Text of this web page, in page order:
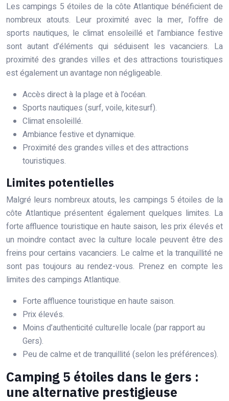
Les campings 5 étoiles de la côte Atlantique bénéficient de
nombreux atouts. Leur proximité avec la mer, l’offre de
sports nautiques, le climat ensoleillé et l’ambiance festive
sont autant d’éléments qui séduisent les vacanciers. La
proximité des grandes villes et des attractions touristiques
est également un avantage non négligeable.
Accès direct à la plage et à l’océan.
Sports nautiques (surf, voile, kitesurf).
Climat ensoleillé.
Ambiance festive et dynamique.
Proximité des grandes villes et des attractions
touristiques.
Limites potentielles
Malgré leurs nombreux atouts, les campings 5 étoiles de la
côte Atlantique présentent également quelques limites. La
forte affluence touristique en haute saison, les prix élevés et
un moindre contact avec la culture locale peuvent être des
freins pour certains vacanciers. Le calme et la tranquillité ne
sont pas toujours au rendez-vous. Prenez en compte les
limites des campings Atlantique.
Forte affluence touristique en haute saison.
Prix élevés.
Moins d’authenticité culturelle locale (par rapport au
Gers).
Peu de calme et de tranquillité (selon les préférences).
Camping 5 étoiles dans le gers :
une alternative prestigieuse